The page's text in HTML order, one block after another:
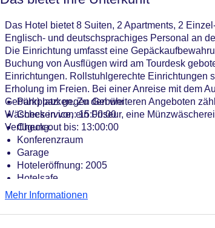
Das Hotel bietet 8 Suiten, 2 Apartments, 2
Englisch- und deutschsprachiges Personal an
Die Einrichtung umfasst eine
Buchung von Ausflügen wird am Tourdesk
Einrichtungen. Rollstuhlgerechte Einrichtungen
Erholung im Freien. Bei einer Anreise mit dem
Gebühr) parken. Zu den weiteren Angeboten
Wäscheservice, ein Friseur, eine
Verfügung.
Parkplatz: gegen Gebühr
Check-in von: 15:00:00
Check-out bis: 13:00:00
Konferenzraum
Garage
Hoteleröffnung: 2005
Hotelsafe
WLAN/WiFi im Hotel
Lift
Mehr Informationen